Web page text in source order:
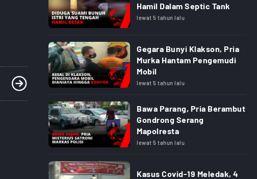
Hamil Dalam Septic Tank
lewat 5 tahun lalu
Gegara Bunyi Klakson, Pria
Murka Hantam Pengemudi
Mobil
lewat 5 tahun lalu
Bawa Parang, Pria Berambut
Gondrong Serang
Mapolresta
lewat 5 tahun lalu
Kasus Covid-19 Meledak, 4